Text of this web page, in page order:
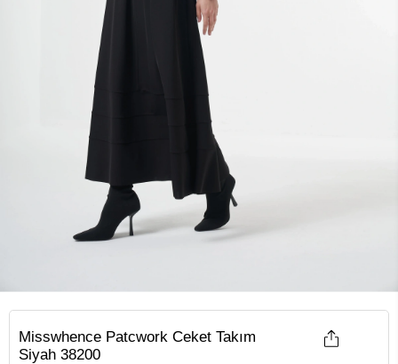
Misswhence Patcwork Ceket Takım
Siyah 38200